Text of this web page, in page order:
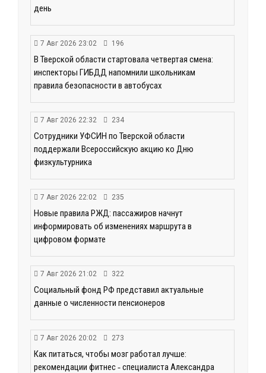
день
7 Авг 2026 23:02 196
В Тверской области стартовала четвертая смена:
инспекторы ГИБДД напомнили школьникам
правила безопасности в автобусах
7 Авг 2026 22:32 234
Сотрудники УФСИН по Тверской области
поддержали Всероссийскую акцию ко Дню
физкультурника
7 Авг 2026 22:02 235
Новые правила РЖД: пассажиров начнут
информировать об изменениях маршрута в
цифровом формате
7 Авг 2026 21:02 322
Социальный фонд РФ представил актуальные
данные о численности пенсионеров
7 Авг 2026 20:02 273
Как питаться, чтобы мозг работал лучше:
рекомендации фитнес ‑ специалиста Александра